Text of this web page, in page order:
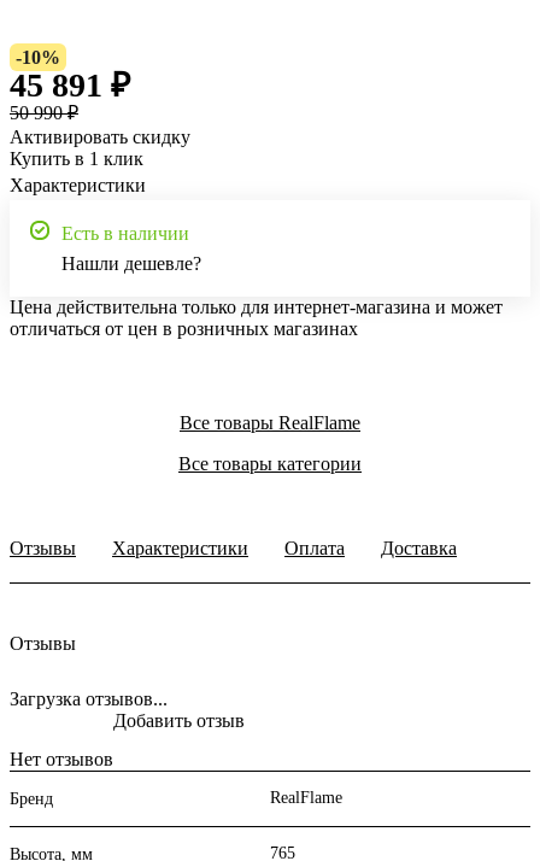
-10%
45 891 ₽
50 990 ₽
Активировать скидку
Купить в 1 клик
Характеристики
Есть в наличии
Нашли дешевле?
Цена действительна только для интернет-магазина и может
отличаться от цен в розничных магазинах
Все товары RealFlame
Все товары категории
Отзывы Характеристики Оплата Доставка
Отзывы
Загрузка отзывов...
Нет отзывов
Добавить отзыв
Бренд RealFlame
Высота, мм 765